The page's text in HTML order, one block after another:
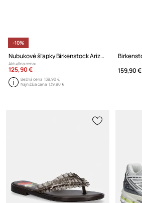
-10%
Nubukové šľapky Birkenstock Arizona Big Buckle
Aktuálna cena:
125,90 €
Bežná cena:139,90 €
Najnižšia cena:139,90 €
159,90 €